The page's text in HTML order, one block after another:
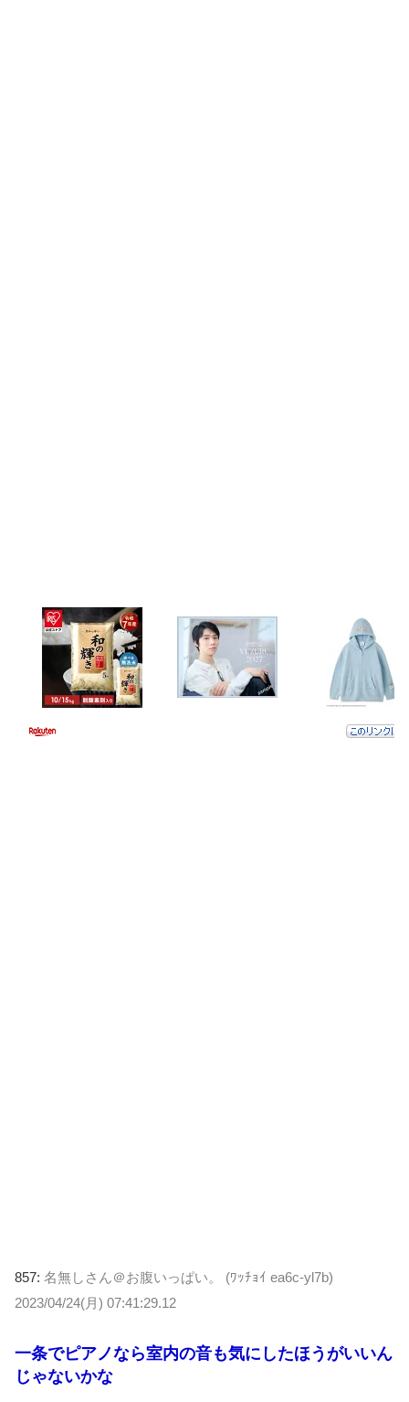
857: 名無しさん＠お腹いっぱい。 (ﾜｯﾁｮｲ ea6c-yl7b)
2023/04/24(月) 07:41:29.12
一条でピアノなら室内の音も気にしたほうがいいん
じゃないかな